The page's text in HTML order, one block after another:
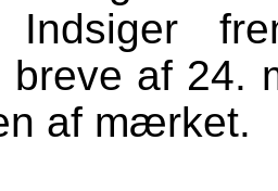
Indsiger
breve af 24.
af mærket.